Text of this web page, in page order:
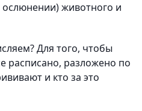
ослюнении) животного и
Для того, чтобы
расписано, разложено по
и кто за это